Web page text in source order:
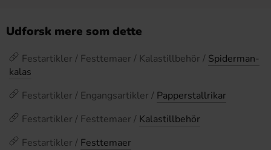
Udforsk mere som dette
Festartikler / Festtemaer / Kalastillbehör / Spiderman-
kalas
Festartikler / Engangsartikler / Papperstallrikar
Festartikler / Festtemaer / Kalastillbehör
Festartikler / Festtemaer